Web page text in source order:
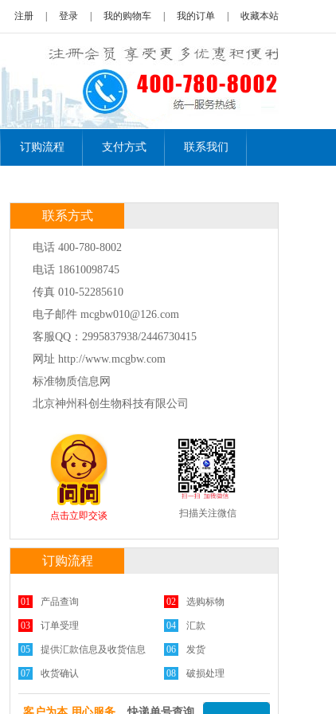
注册 登录 我的购物车 我的订单 收藏本站
订购流程 支付方式 联系我们
联系方式
电话 400-780-8002
电话 18610098745
传真 010-52285610
电子邮件 mcgbw010@126.com
客服QQ：2995837938/2446730415
网址 http://www.mcgbw.com
标准物质信息网
北京神州科创生物科技有限公司
点击立即交谈 扫描关注微信
订购流程
01 产品查询 02 选购标物
03 订单受理 04 汇款
05 提供汇款信息及收货信息 06 发货
07 收货确认 08 破损处理